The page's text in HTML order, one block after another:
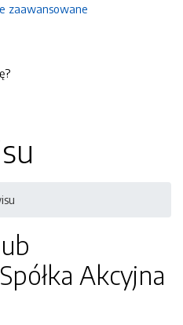
zaawansowane
Akcyjna